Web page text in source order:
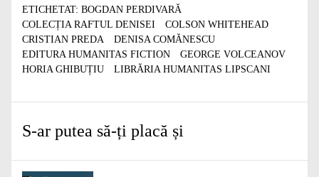
ETICHETAT: BOGDAN PERDIVARĂ
COLECȚIA RAFTUL DENISEI
COLSON WHITEHEAD
CRISTIAN PREDA
DENISA COMĂNESCU
EDITURA HUMANITAS FICTION
GEORGE VOLCEANOV
HORIA GHIBUȚIU
LIBRĂRIA HUMANITAS LIPSCANI
S-ar putea să-ți placă și